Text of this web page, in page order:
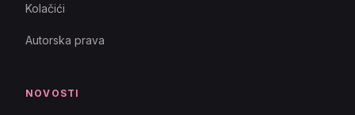
Kolačići
Autorska prava
NOVOSTI